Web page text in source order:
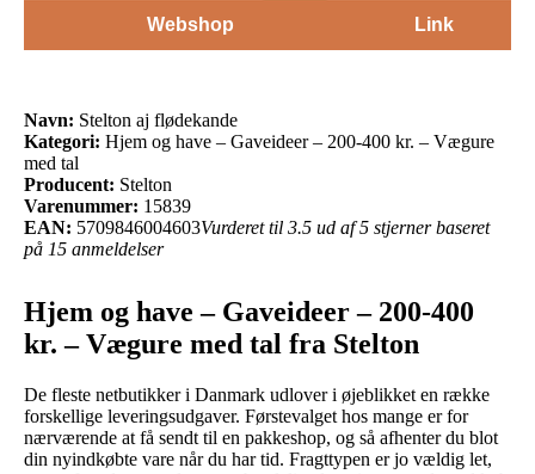
Webshop
Link
Navn: Stelton aj flødekande
Kategori: Hjem og have – Gaveideer – 200-400 kr. – Vægure
med tal
Producent: Stelton
Varenummer: 15839
EAN: 5709846004603Vurderet til 3.5 ud af 5 stjerner baseret
på 15 anmeldelser
Hjem og have – Gaveideer – 200-400
kr. – Vægure med tal fra Stelton
De fleste netbutikker i Danmark udlover i øjeblikket en række
forskellige leveringsudgaver. Førstevalget hos mange er for
nærværende at få sendt til en pakkeshop, og så afhenter du blot
din nyindkøbte vare når du har tid. Fragttypen er jo vældig let,